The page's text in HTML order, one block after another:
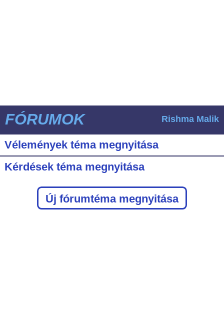
FÓRUMOK Rishma Malik
Vélemények téma megnyitása
Kérdések téma megnyitása
Új fórumtéma megnyitása